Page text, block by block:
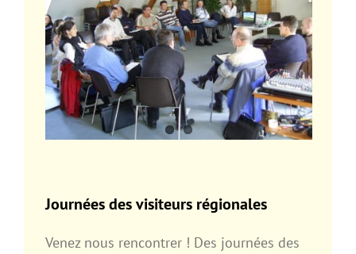
Journées des visiteurs régionales
Venez nous rencontrer ! Des journées des